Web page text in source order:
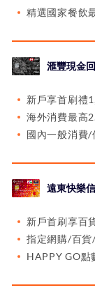
精選國家餐飲
滙豐現金
新戶享首刷禮
海外消費最高
國內一般消費/
遠東快樂
新戶首刷享百
指定網購/百貨
HAPPY GO點